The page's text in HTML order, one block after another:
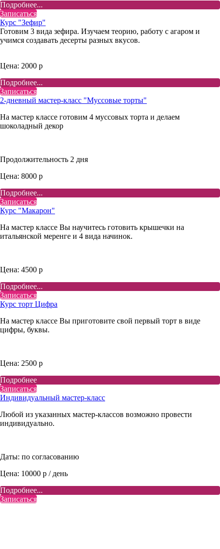
Подробнее...
Записаться
Курс "Зефир"
Готовим 3 вида зефира. Изучаем теорию, работу с агаром и
учимся создавать десерты разных вкусов.
Цена: 2000 р
Подробнее...
Записаться
2-дневный мастер-класс "Муссовые торты"
На мастер классе готовим 4 муссовых торта и делаем
шоколадный декор
Продолжительность 2 дня
Цена: 8000 р
Подробнее...
Записаться
Курс "Макарон"
На мастер классе Вы научитесь готовить крышечки на
итальянской меренге и 4 вида начинок.
Цена: 4500 р
Подробнее...
Записаться
Курс торт Цифра
На мастер классе Вы приготовите свой первый торт в виде
цифры, буквы.
Цена: 2500 р
Подробнее
Записаться
Индивидуальный мастер-класс
Любой из указанных мастер-классов возможно провести
индивидуально.
Даты: по согласованию
Цена: 10000 р / день
Подробнее...
Записаться